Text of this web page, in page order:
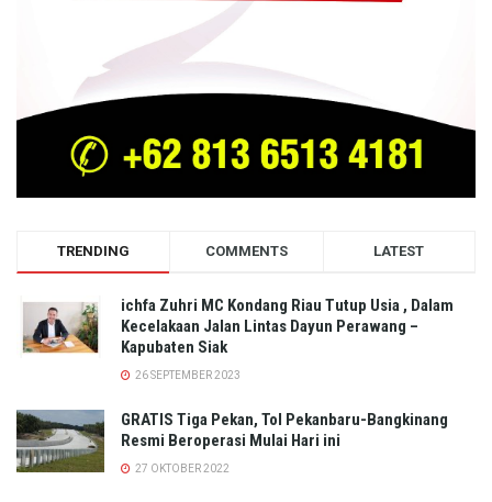
TRENDING COMMENTS LATEST
ichfa Zuhri MC Kondang Riau Tutup Usia , Dalam
Kecelakaan Jalan Lintas Dayun Perawang –
Kapubaten Siak
26 SEPTEMBER 2023
GRATIS Tiga Pekan, Tol Pekanbaru-Bangkinang
Resmi Beroperasi Mulai Hari ini
27 OKTOBER 2022